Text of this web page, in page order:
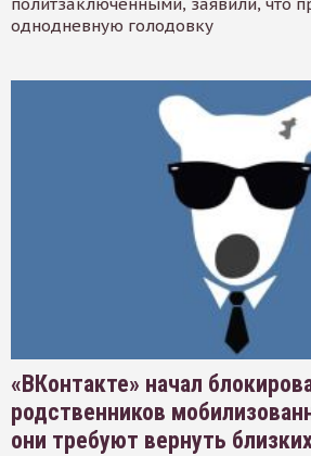
однодневную голодовку
«ВКонтакте» начал
родственников
они требуют вернуть